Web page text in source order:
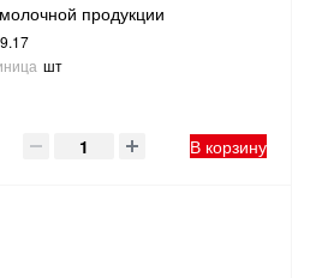
продукции
шт
В корзину